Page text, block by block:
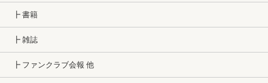
┣ 書籍
┣ 雑誌
┣ ファンクラブ会報 他